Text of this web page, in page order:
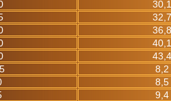
30,1
32,7
36,8
40,1
43,4
8,2
8,5
9,4